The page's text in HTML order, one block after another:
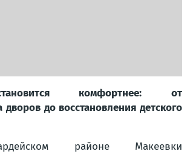
комфортнее: от
дворов до восстановления детского
районе Макеевки